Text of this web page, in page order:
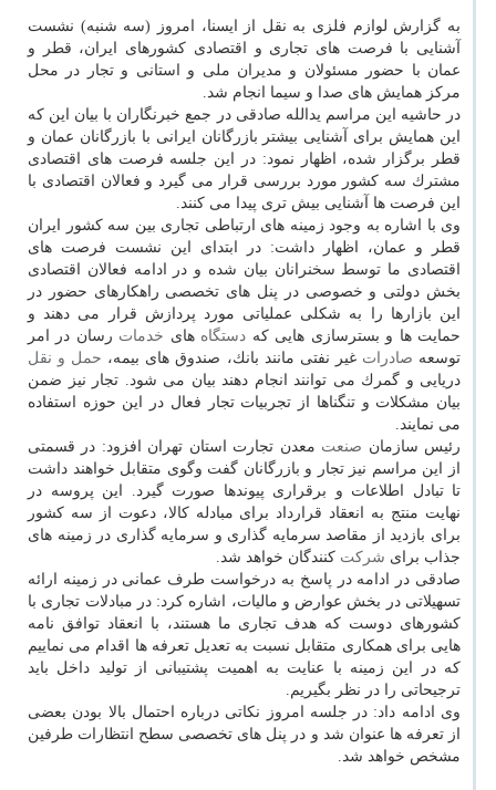
به گزارش لوازم فلزی به نقل از ایسنا، امروز (سه شنبه) نشست
آشنایی با فرصت های تجاری و اقتصادی كشورهای ایران، قطر و
عمان با حضور مسئولان و مدیران ملی و استانی و تجار در محل
مركز همایش های صدا و سیما انجام شد.
در حاشیه این مراسم یدالله صادقی در جمع خبرنگاران با بیان این كه
این همایش برای آشنایی بیشتر بازرگانان ایرانی با بازرگانان عمان و
قطر برگزار شده، اظهار نمود: در این جلسه فرصت های اقتصادی
مشترك سه كشور مورد بررسی قرار می گیرد و فعالان اقتصادی با
این فرصت ها آشنایی بیش تری پیدا می كنند.
وی با اشاره به وجود زمینه های ارتباطی تجاری بین سه كشور ایران
قطر و عمان، اظهار داشت: در ابتدای این نشست فرصت های
اقتصادی ما توسط سخنرانان بیان شده و در ادامه فعالان اقتصادی
بخش دولتی و خصوصی در پنل های تخصصی راهكارهای حضور در
این بازارها را به شكلی عملیاتی مورد پردازش قرار می دهند و
حمایت ها و بسترسازی هایی كه دستگاه های خدمات رسان در امر
توسعه صادرات غیر نفتی مانند بانك، صندوق های بیمه، حمل و نقل
دریایی و گمرك می توانند انجام دهند بیان می شود. تجار نیز ضمن
بیان مشكلات و تنگناها از تجربیات تجار فعال در این حوزه استفاده
می نمایند.
رئیس سازمان صنعت معدن تجارت استان تهران افزود: در قسمتی
از این مراسم نیز تجار و بازرگانان گفت وگوی متقابل خواهند داشت
تا تبادل اطلاعات و برقراری پیوندها صورت گیرد. این پروسه در
نهایت منتج به انعقاد قرارداد برای مبادله كالا، دعوت از سه كشور
برای بازدید از مقاصد سرمایه گذاری و سرمایه گذاری در زمینه های
جذاب برای شركت كنندگان خواهد شد.
صادقی در ادامه در پاسخ به درخواست طرف عمانی در زمینه ارائه
تسهیلاتی در بخش عوارض و مالیات، اشاره كرد: در مبادلات تجاری با
كشورهای دوست كه هدف تجاری ما هستند، با انعقاد توافق نامه
هایی برای همكاری متقابل نسبت به تعدیل تعرفه ها اقدام می نماییم
كه در این زمینه با عنایت به اهمیت پشتیبانی از تولید داخل باید
ترجیحاتی را در نظر بگیریم.
وی ادامه داد: در جلسه امروز نكاتی درباره احتمال بالا بودن بعضی
از تعرفه ها عنوان شد و در پنل های تخصصی سطح انتظارات طرفین
مشخص خواهد شد.